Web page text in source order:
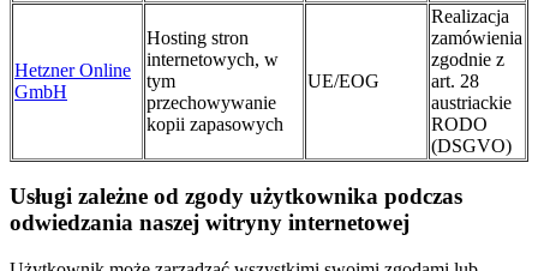
Hetzner Online
GmbH
Hosting stron
internetowych, w
tym
przechowywanie
kopii zapasowych
UE/EOG
Realizacja
zamówienia
zgodnie z
art. 28
austriackie
RODO
(DSGVO)
Usługi zależne od zgody użytkownika podczas
odwiedzania naszej witryny internetowej